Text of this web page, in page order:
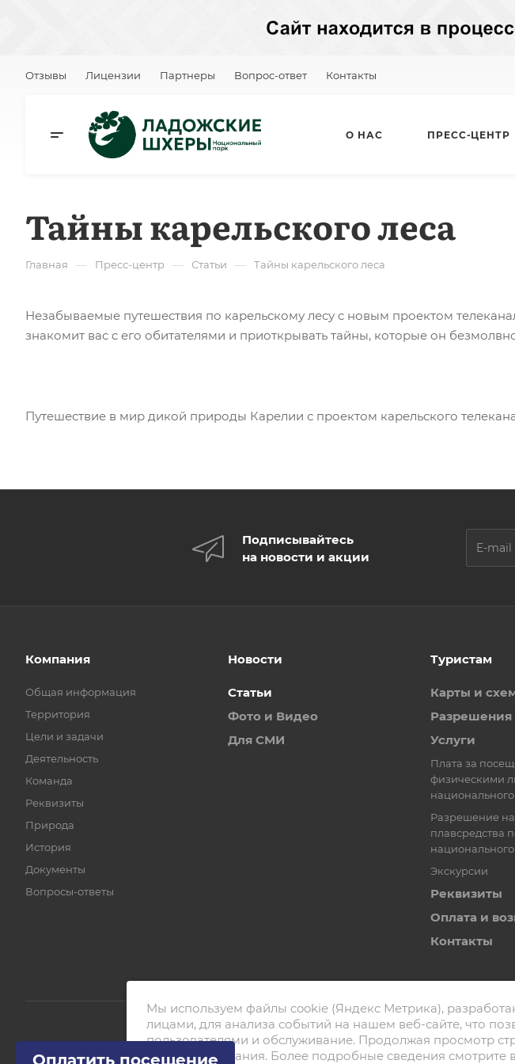
Отзывы Лицензии Партнеры Вопрос-ответ Контакты
О НАС ПРЕСС-ЦЕНТР
Тайны карельского леса
Главная — Пресс-центр — Статьи — Тайны карельского леса
Незабываемые путешествия по карельскому лесу с новым проектом
знакомит вас с его обитателями и приоткрывать тайны, которые он
Путешествие в мир дикой природы Карелии с проектом карельского
Подписывайтесь
на новости и акции
Компания
Общая информация
Территория
Цели и задачи
Деятельность
Команда
Реквизиты
Природа
История
Документы
Вопросы-ответы
Новости
Статьи
Фото и Видео
Для СМИ
Туристам
Карты и
Разрешения
Услуги
Плата за
физическими
Разрешение
плавсредства
Экскурсии
Реквизиты
Оплата и
Контакты
© 2026 Национальный парк «Ладожские шхеры»
Оплатить посещение
Мы используем файлы cookie (Яндекс Метрика),
лицами, для анализа событий на нашем веб-сайте, что
пользователями и обслуживание. Продолжая просмотр
его использования. Более подробные сведения смотрите
Политика